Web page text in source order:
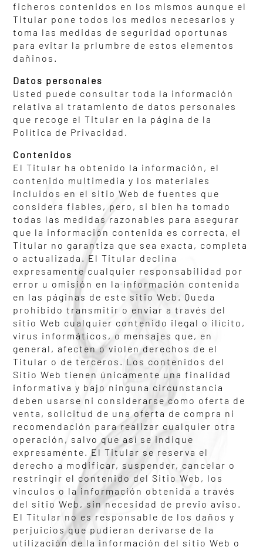
ficheros contenidos en los mismos aunque el
Titular pone todos los medios necesarios y
toma las medidas de seguridad oportunas
para evitar la prlumbre de estos elementos
dañinos.
Datos personales
Usted puede consultar toda la información
relativa al tratamiento de datos personales
que recoge el Titular en la página de la
Política de Privacidad.
Contenidos
El Titular ha obtenido la información, el
contenido multimedia y los materiales
incluidos en el sitio Web de fuentes que
considera fiables, pero, si bien ha tomado
todas las medidas razonables para asegurar
que la información contenida es correcta, el
Titular no garantiza que sea exacta, completa
o actualizada. El Titular declina
expresamente cualquier responsabilidad por
error u omisión en la información contenida
en las páginas de este sitio Web. Queda
prohibido transmitir o enviar a través del
sitio Web cualquier contenido ilegal o ilícito,
virus informáticos, o mensajes que, en
general, afecten o violen derechos de el
Titular o de terceros. Los contenidos del
Sitio Web tienen únicamente una finalidad
informativa y bajo ninguna circunstancia
deben usarse ni considerarse como oferta de
venta, solicitud de una oferta de compra ni
recomendación para realizar cualquier otra
operación, salvo que así se indique
expresamente. El Titular se reserva el
derecho a modificar, suspender, cancelar o
restringir el contenido del Sitio Web, los
vínculos o la información obtenida a través
del sitio Web, sin necesidad de previo aviso.
El Titular no es responsable de los daños y
perjuicios que pudieran derivarse de la
utilización de la información del sitio Web o